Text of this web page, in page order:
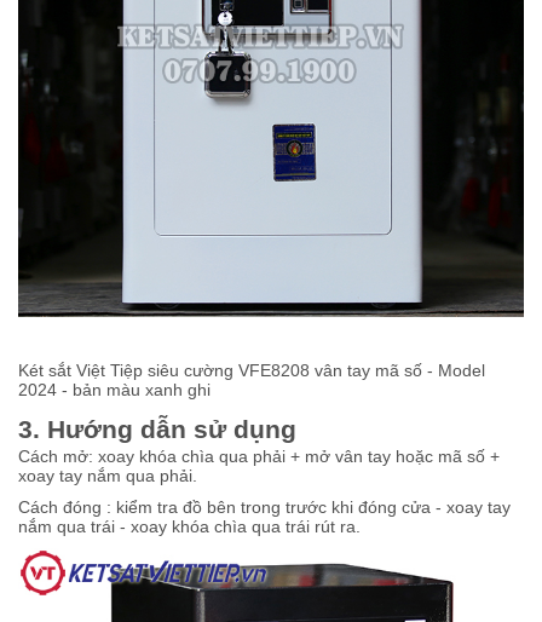
Két sắt Việt Tiệp siêu cường VFE8208 vân tay mã số - Model
2024 - bản màu xanh ghi
3. Hướng dẫn sử dụng
Cách mở: xoay khóa chìa qua phải + mở vân tay hoặc mã số +
xoay tay nắm qua phải.
Cách đóng : kiểm tra đồ bên trong trước khi đóng cửa - xoay tay
nắm qua trái - xoay khóa chìa qua trái rút ra.